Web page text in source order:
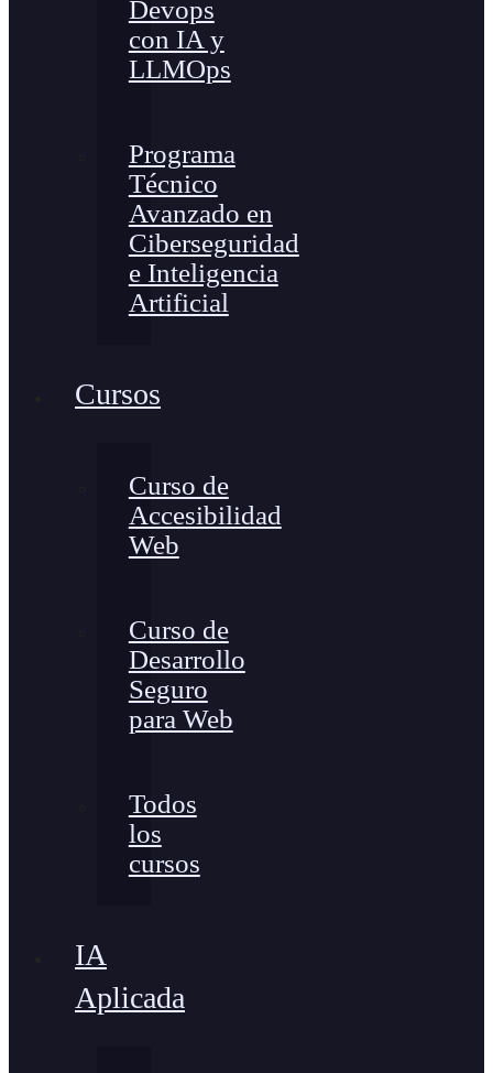
Devops
con IA y
LLMOps
Programa
Técnico
Avanzado en
Ciberseguridad
e Inteligencia
Artificial
Cursos
Curso de
Accesibilidad
Web
Curso de
Desarrollo
Seguro
para Web
Todos
los
cursos
IA
Aplicada